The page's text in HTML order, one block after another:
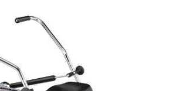
citysport1@013.net
citysport2@013.net